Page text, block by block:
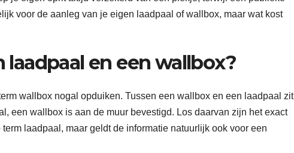
voor de aanleg van je eigen laadpaal of wallbox, maar wat kost
laadpaal en een wallbox?
wallbox nogal opduiken. Tussen een wallbox en een laadpaal zit
een wallbox is aan de muur bevestigd. Los daarvan zijn het exact
laadpaal, maar geldt de informatie natuurlijk ook voor een